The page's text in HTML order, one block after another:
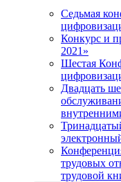
Седьмая
Конкурс и
2021»
Шестая
Двадцать
трудовых
трудовой